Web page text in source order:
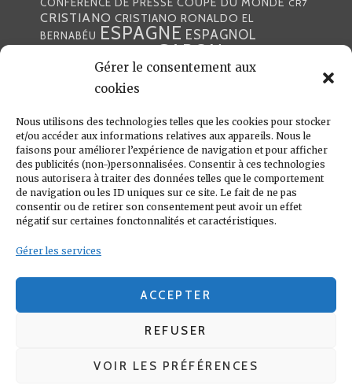
Gérer le consentement aux
cookies
Nous utilisons des technologies telles que les cookies pour stocker
et/ou accéder aux informations relatives aux appareils. Nous le
faisons pour améliorer l’expérience de navigation et pour afficher
des publicités (non-)personnalisées. Consentir à ces technologies
nous autorisera à traiter des données telles que le comportement
de navigation ou les ID uniques sur ce site. Le fait de ne pas
consentir ou de retirer son consentement peut avoir un effet
négatif sur certaines fonctonnalités et caractéristiques.
Gérer les services
ACCEPTER
REFUSER
VOIR LES PRÉFÉRENCES
CR7
CRISTIANO CRISTIANO RONALDO EL
BERNABÉU ESPAGNE ESPAGNOL
GABON
JULEN LOPETEGUI KARIM BENZÉMA
LIGUE DES CHAMPIONS
MADRILÈNES MARCA MARCELO MERCATO
MERENGUE MERENGUES PORTUGAL PRESSE
PRESSE MADRILÈNEREALREAL
MADRID RONALDO SANTIAGO SOLARI
UEFA ZIDANE ZINÉDINE ZINÉDINE ZIDANE
LIENS UTILES
REAL MADRID
CONDITIONS GÉNÉRALES
POLITIQUE DE COOKIES (UE)